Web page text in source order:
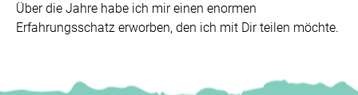
Über die Jahre habe ich mir einen enormen
Erfahrungsschatz erworben, den ich mit Dir teilen möchte.